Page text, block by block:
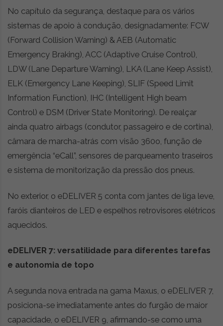
No capítulo da segurança, destaque para os vários
sistemas de apoio à condução, designadamente: FCW
(Forward Collision Warning) & AEB (Automatic
Emergency Braking), ACC (Adaptive Cruise Control),
LDW (Lane Departure Warning), LKA (Lane Keep Assist),
ELK (Emergency Lane Keeping), SLIF (Speed Limit
Information Function), IHC (Intelligent High beam
Control) e DSM (Driver State Monitoring). De realçar
ainda quatro airbags (condutor, passageiro e de cortina),
câmara de marcha-atrás com visão 360o, função de
emergência “eCall”, sensores de parqueamento traseiros
e sistema de monitorização da pressão dos pneus.
No exterior, o eDELIVER 5 conta com jantes de liga leve,
faróis dianteiros de LED e espelhos retrovisores elétricos
aquecidos.
eDELIVER 7: versatilidade para diferentes tarefas
e autonomia de topo
A segunda nova entrada na gama Maxus, o eDELIVER 7,
posiciona-se imediatamente antes do furgão de maior
capacidade, o eDELIVER 9, afirmando-se como uma